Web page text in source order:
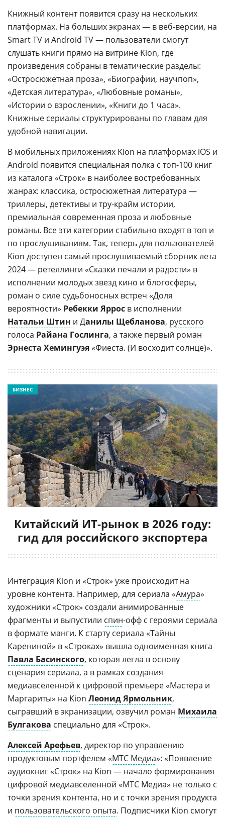
Книжный контент появится сразу на нескольких
платформах. На больших экранах — в веб-версии, на
Smart TV и Android TV— пользователи смогут
слушать книги прямо на витрине Kion, где
произведения собраны в тематические разделы:
«Остросюжетная проза», «Биографии, научпоп»,
«Детская литература», «Любовные романы»,
«Истории о взрослении», «Книги до 1 часа».
Книжные сериалы структурированы по главам для
удобной навигации.
В мобильных приложениях Kion на платформах iOS и
Android появится специальная полка с топ-100 книг
из каталога «Строк» в наиболее востребованных
жанрах: классика, остросюжетная литература —
триллеры, детективы и тру-крайм истории,
премиальная современная проза и любовные
романы. Все эти категории стабильно входят в топ и
по прослушиваниям. Так, теперь для пользователей
Kion доступен самый прослушиваемый сборник лета
2024 — ретеллинги «Сказки печали и радости» в
исполнении молодых звезд кино и блогосферы,
роман о силе судьбоносных встреч «Доля
вероятности» Ребекки Яррос в исполнении
Натальи Штин и Данилы Щебланова, русского
голоса Райана Гослинга, а также первый роман
Эрнеста Хемингуэя «Фиеста. (И восходит солнце)».
Китайский ИТ-рынок в 2026 году:
гид для российского экспортера
БИЗНЕС
Интеграция Kion и «Строк» уже происходит на
уровне контента. Например, для сериала «Амура»
художники «Строк» создали анимированные
фрагменты и выпустили спин-офф с героями сериала
в формате манги. К старту сериала «Тайны
Карениной» в «Строках» вышла одноименная книга
Павла Басинского, которая легла в основу
сценария сериала, а в рамках создания
медиавселенной к цифровой премьере «Мастера и
Маргариты» на Kion Леонид Ярмольник,
сыгравший в экранизации, озвучил роман Михаила
Булгакова специально для «Строк».
Алексей Арефьев, директор по управлению
продуктовым портфелем «МТС Медиа»: «Появление
аудиокниг «Строк» на Kion — начало формирования
цифровой медиавселенной «МТС Медиа» не только с
точки зрения контента, но и с точки зрения продукта
и пользовательского опыта. Подписчики Kion смогут